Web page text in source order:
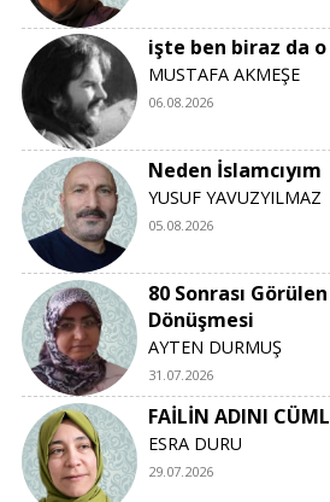
işte ben biraz da
MUSTAFA AKMEŞE
06.08.2026
Neden İslamcıyım
YUSUF YAVUZYILMAZ
05.08.2026
80 Sonrası
Dönüşmesi
AYTEN DURMUŞ
31.07.2026
FAİLİN ADINI
ESRA DURU
29.07.2026